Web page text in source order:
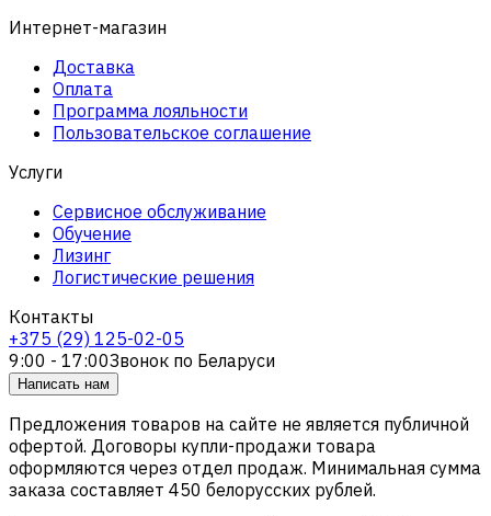
Интернет-магазин
Доставка
Оплата
Программа лояльности
Пользовательское соглашение
Услуги
Сервисное обслуживание
Обучение
Лизинг
Логистические решения
Контакты
+375 (29) 125-02-05
9:00 - 17:00Звонок по Беларуси
Написать нам
Предложения товаров на сайте не является публичной
офертой. Договоры купли-продажи товара
оформляются через отдел продаж. Минимальная сумма
заказа составляет 450 белорусских рублей.